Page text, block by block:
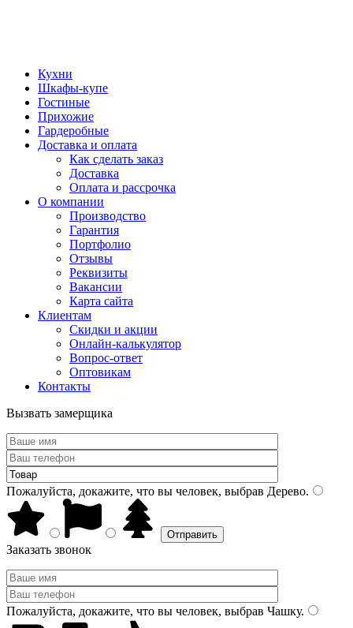
Кухни
Шкафы-купе
Гостиные
Прихожие
Гардеробные
Доставка и оплата
Как сделать заказ
Доставка
Оплата и рассрочка
О компании
Производство
Гарантия
Портфолио
Отзывы
Реквизиты
Вакансии
Карта сайта
Клиентам
Скидки и акции
Онлайн-калькулятор
Вопрос-ответ
Оптовикам
Контакты
Вызвать замерщика
Пожалуйста, докажите, что вы человек, выбрав Дерево.
Заказать звонок
Пожалуйста, докажите, что вы человек, выбрав Чашку.